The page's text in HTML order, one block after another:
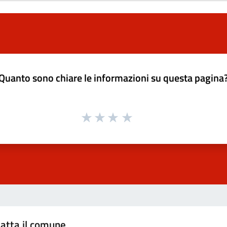
sono chiare le informazioni su questa